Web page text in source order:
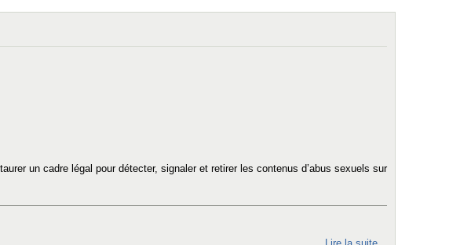
connexion :
conclusions
un cadre légal pour détecter, signaler et retirer les contenus d’abus sexuels sur